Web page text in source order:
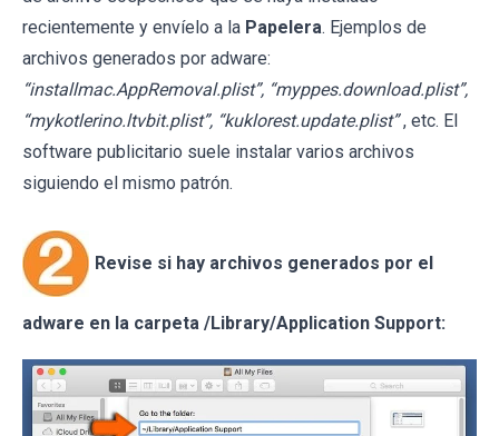
recientemente y envíelo a la Papelera. Ejemplos de
archivos generados por adware:
“installmac.AppRemoval.plist”, “myppes.download.plist”,
“mykotlerino.ltvbit.plist”, “kuklorest.update.plist” , etc. El
software publicitario suele instalar varios archivos
siguiendo el mismo patrón.
Revise si hay archivos generados por el
adware en la carpeta /Library/Application Support: